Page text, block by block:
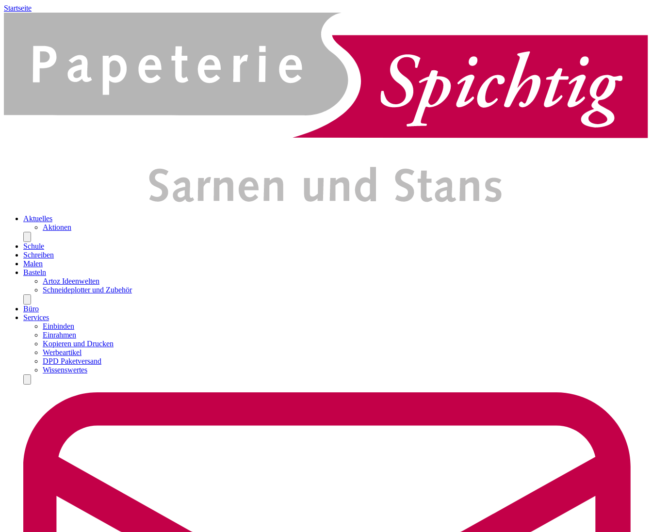
Startseite
Aktuelles
Aktionen
Schule
Schreiben
Malen
Basteln
Artoz Ideenwelten
Schneideplotter und Zubehör
Büro
Services
Einbinden
Einrahmen
Kopieren und Drucken
Werbeartikel
DPD Paketversand
Wissenswertes